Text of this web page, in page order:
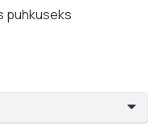
puhkuseks